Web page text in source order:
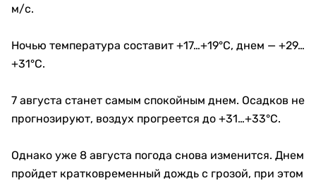
м/с.
Ночью температура составит +17…+19°C, днем — +29…
+31°C.
7 августа станет самым спокойным днем. Осадков не
прогнозируют, воздух прогреется до +31…+33°C.
Однако уже 8 августа погода снова изменится. Днем
пройдет кратковременный дождь с грозой, при этом